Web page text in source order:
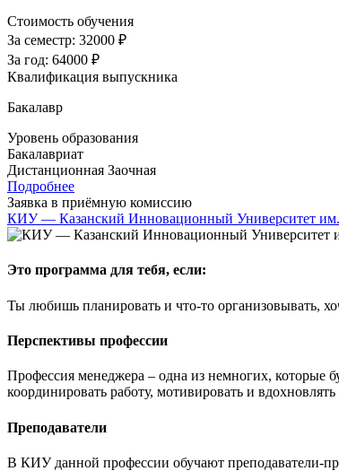
Стоимость обучения
За семестр: 32000 ₽
За год: 64000 ₽
Квалификация выпускника
Бакалавр
Уровень образования
Бакалавриат
Дистанционная Заочная
Подробнее
Заявка в приёмную комиссию
КИУ — Казанский Инновационный Университет
Это программа для тебя, если:
Ты любишь планировать и что-то организовывать,
Перспективы профессии
Профессия менеджера – одна из немногих, которые
координировать работу, мотивировать и
Преподаватели
В КИУ данной профессии обучают преподаватели-